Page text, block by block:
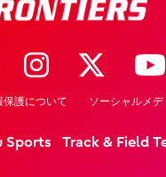
保護について ソーシャルメ
Sports Track & Field